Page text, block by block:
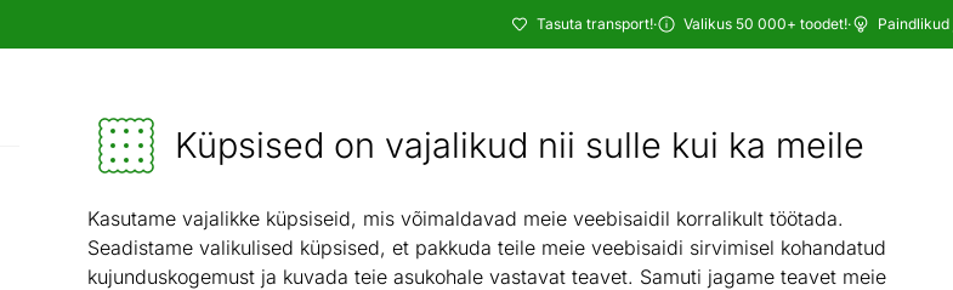
Küpsised on vajalikud nii sulle kui ka meile
Kasutame vajalikke küpsiseid, mis võimaldavad meie veebisaidil korralikult töötada.
Seadistame valikulised küpsised, et pakkuda teile meie veebisaidi sirvimisel kohandatud
kujunduskogemust ja kuvada teie asukohale vastavat teavet. Samuti jagame teavet meie
Tasuta transport!· Valikus 50 000+ toodet!·
Mööbel ja sisustus - ON24
Kattemadrats Hypnos Hemera